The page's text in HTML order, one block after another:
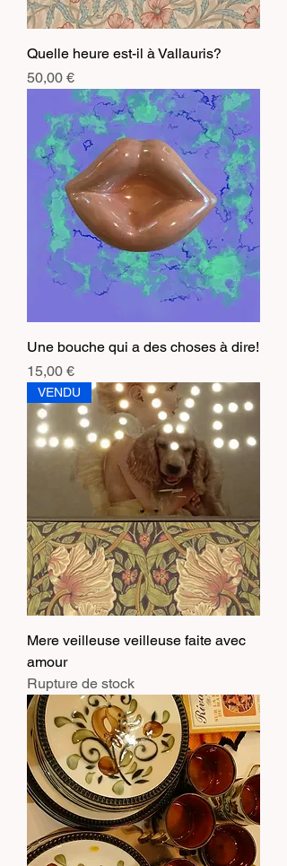
Quelle heure est-il à Vallauris?
Prix
50,00 €
Une bouche qui a des choses à dire!
Prix
15,00 €
VENDU
Mere veilleuse veilleuse faite avec
amour
Rupture de stock